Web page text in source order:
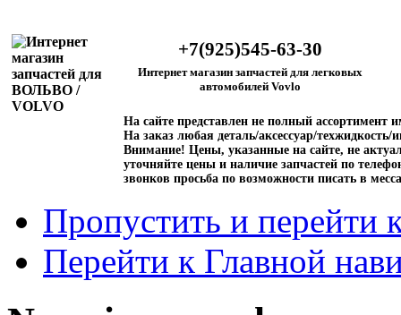
+7(925)545-63-30
Интернет магазин запчастей для легковых
автомобилей Vovlo
На сайте представлен не полный ассортимент
На заказ любая деталь/аксессуар/техжидкость/
Внимание! Цены, указанные на сайте, не
уточняйте цены и наличие запчастей по
звонков просьба по возможности писать в
Пропустить и перейти
Перейти к Главной